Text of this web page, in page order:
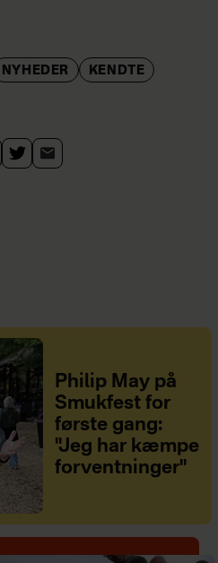
NYHEDER KENDTE
Philip May på
Smukfest for
første gang:
"Jeg har kæmpe
forventninger"